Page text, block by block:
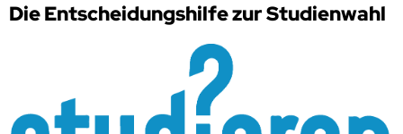
Die Entscheidungshilfe zur Studienwahl